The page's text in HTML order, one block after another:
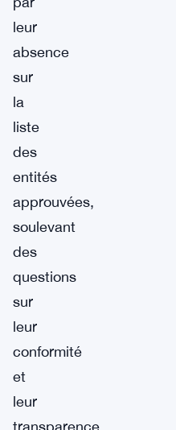
leur
absence
sur
la
liste
des
entités
approuvées,
soulevant
des
questions
sur
leur
conformité
et
leur
transparence.